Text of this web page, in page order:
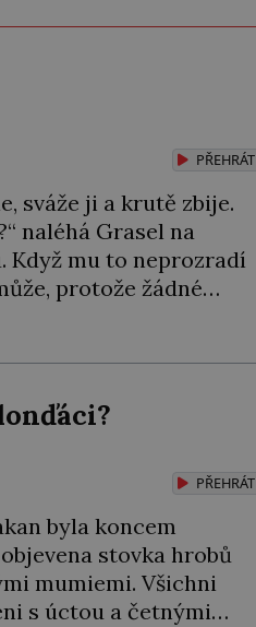
PŘEHRÁT
sváže ji a krutě zbije.
naléhá Grasel na
Když mu to neprozradí
protože žádné
dlouho po jeho
PŘEHRÁT
byla koncem
stovka hrobů
mumiemi. Všichni
s úctou a četnými